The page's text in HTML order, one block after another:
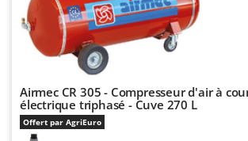
River Systems
Robomow
Rossofuoco
Royal Food
Ryobi
Airmec CR 305 - Compresseur d'air à
électrique triphasé - Cuve 270 L
Offert par AgriEuro